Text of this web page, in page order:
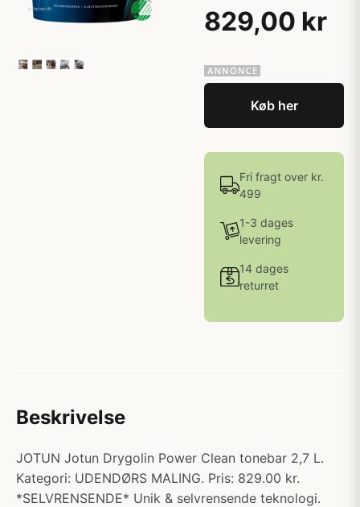
829,00 kr
Køb her
Fri fragt over kr.
499
1-3 dages
levering
14 dages
returret
Beskrivelse
JOTUN Jotun Drygolin Power Clean tonebar 2,7 L.
Kategori: UDENDØRS MALING. Pris: 829.00 kr.
*SELVRENSENDE* Unik & selvrensende teknologi.